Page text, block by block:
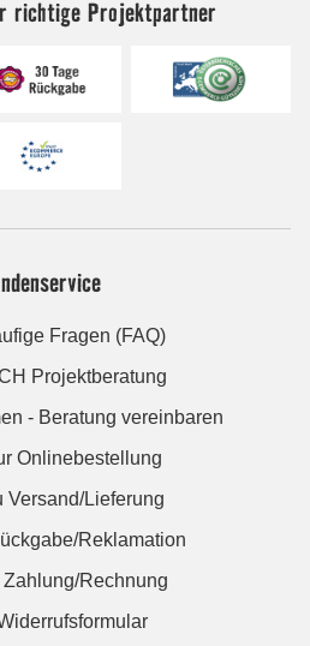
richtige Projektpartner
Fragen (FAQ)
Projektberatung
- Beratung vereinbaren
Onlinebestellung
Versand/Lieferung
Reklamation
Zahlung/Rechnung